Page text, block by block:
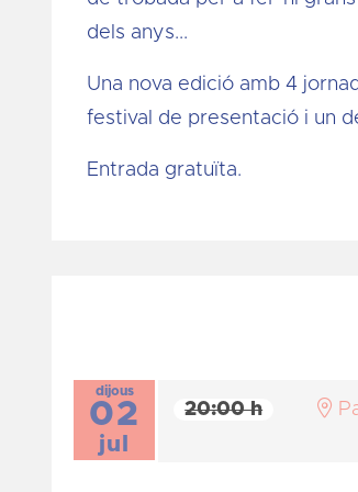
dels anys...
Una nova edició amb 4
festival de presentació i un
Entrada gratuïta.
dijous
02
jul
20:00 h